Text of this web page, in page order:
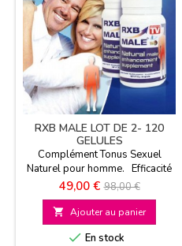
RXB MALE LOT DE 2- 120
GELULES
Complément Tonus Sexuel
Naturel pour homme. Efficacité
prouvée 1 HT 1 offert
Prix
49,00 € Prix
de
base
98,00 €
 Ajouter au panier
 En stock